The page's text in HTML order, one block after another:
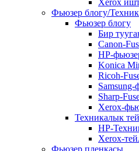
Xerox
Фьюзер блогу/
Фьюзер блогу
Бир
Canon-
HP-
Konica
Ricoh-
Samsung-
Sharp-
Xerox-
Техникалык
HP-
Xerox-
Фьюзер пленкасы